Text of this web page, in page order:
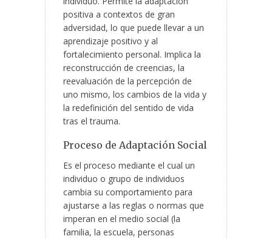
positiva a contextos de gran
adversidad, lo que puede llevar a un
aprendizaje positivo y al
fortalecimiento personal. Implica la
reconstrucción de creencias, la
reevaluación de la percepción de
uno mismo, los cambios de la vida y
la redefinición del sentido de vida
tras el trauma.
Proceso de Adaptación Social
Es el proceso mediante el cual un
individuo o grupo de individuos
cambia su comportamiento para
ajustarse a las reglas o normas que
imperan en el medio social (la
familia, la escuela, personas